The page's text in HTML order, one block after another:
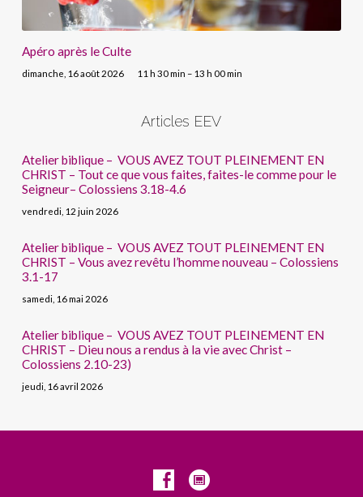
Apéro après le Culte
dimanche, 16 août 2026 11 h 30 min – 13 h 00 min
Articles EEV
Atelier biblique – VOUS AVEZ TOUT PLEINEMENT EN
CHRIST – Tout ce que vous faites, faites-le comme pour le
Seigneur– Colossiens 3.18-4.6
vendredi, 12 juin 2026
Atelier biblique – VOUS AVEZ TOUT PLEINEMENT EN
CHRIST – Vous avez revêtu l’homme nouveau – Colossiens
3.1-17
samedi, 16 mai 2026
Atelier biblique – VOUS AVEZ TOUT PLEINEMENT EN
CHRIST – Dieu nous a rendus à la vie avec Christ –
Colossiens 2.10-23)
jeudi, 16 avril 2026